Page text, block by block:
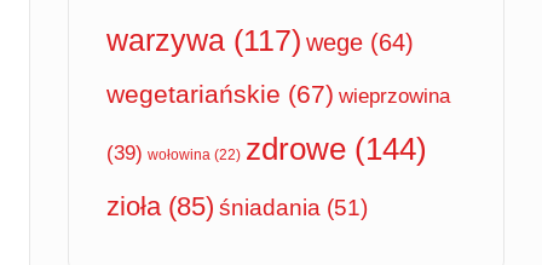
warzywa(117) wege(64)
wegetariańskie (67) wieprzowina
(39) wołowina(22) zdrowe(144)
zioła(85) śniadania (51)